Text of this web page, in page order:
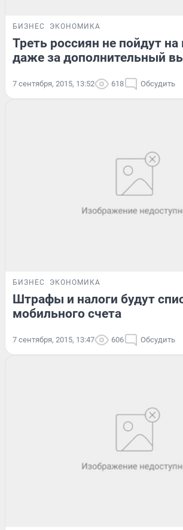
БИЗНЕС ЭКОНОМИКА
Треть россиян не пойдут
даже за дополнительный
7 сентября, 2015, 13:52 618 Обсудить
БИЗНЕС ЭКОНОМИКА
Штрафы и налоги будут
мобильного счета
7 сентября, 2015, 13:47 606 Обсудить